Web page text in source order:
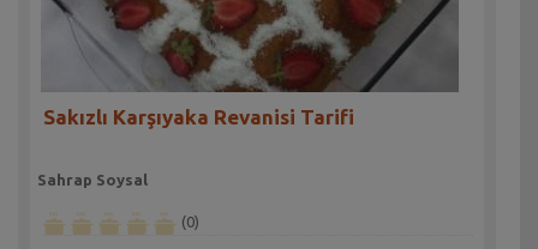
Sakızlı Karşıyaka Revanisi Tarifi
Sahrap Soysal
(0)